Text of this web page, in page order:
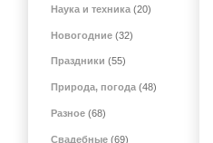
Наука и техника (20)
Новогодние (32)
Праздники (55)
Природа, погода (48)
Разное (68)
Свадебные (69)